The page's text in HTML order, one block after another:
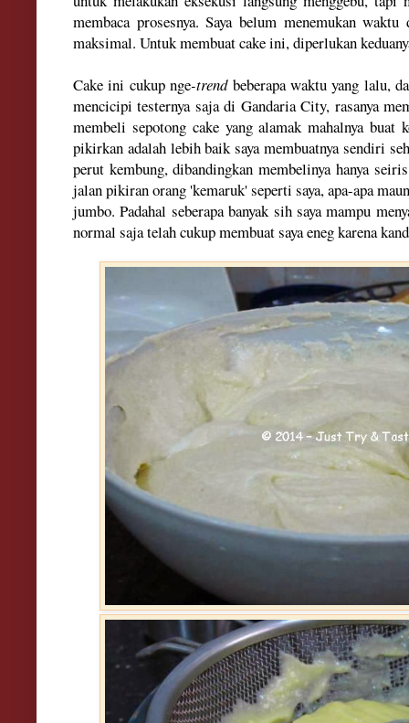
membaca prosesnya. Saya belum menemukan waktu
maksimal. Untuk membuat cake ini, diperlukan
Cake ini cukup nge-trendbeberapa waktu yang lalu,
mencicipi testernya saja di Gandaria City, rasanya
membeli sepotong cake yang alamak mahalnya buat
pikirkan adalah lebih baik saya membuatnya sendiri
perut kembung, dibandingkan membelinya hanya
jalan pikiran orang 'kemaruk' seperti saya, apa-apa
jumbo. Padahal seberapa banyak sih saya mampu
normal saja telah cukup membuat saya eneg karena